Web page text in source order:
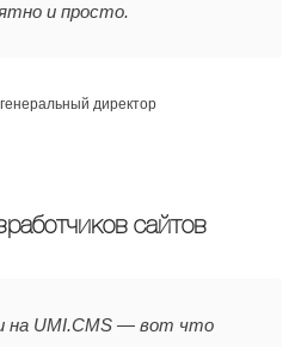
и просто.
директор
сайтов
на UMI.CMS — вот что